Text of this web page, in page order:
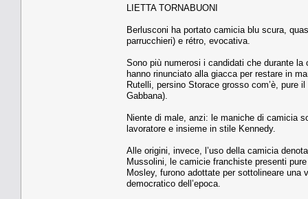
LIETTA TORNABUONI
Berlusconi ha portato camicia blu scura,
parrucchieri) e rétro, evocativa.
Sono più numerosi i candidati che durante
hanno rinunciato alla giacca per restare in
Rutelli, persino Storace grosso com’è, pure
Gabbana).
Niente di male, anzi: le maniche di camicia
lavoratore e insieme in stile Kennedy.
Alle origini, invece, l’uso della camicia
Mussolini, le camicie franchiste presenti
Mosley, furono adottate per sottolineare
democratico dell’epoca.